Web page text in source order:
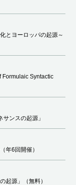
とヨーロッパの起源～
Syntactic
ンスの起源」
年6回開催）
起源」（無料）